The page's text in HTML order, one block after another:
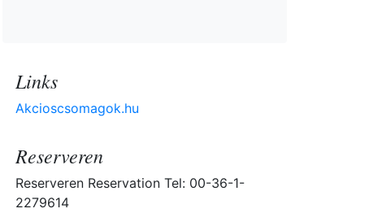
Links
Akcioscsomagok.hu
Reserveren
Reserveren Reservation Tel: 00-36-1-
2279614